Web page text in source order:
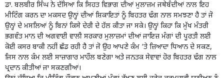
ਡਾ. ਬਲਬੀਰ ਸਿੰਘ ਨੇ ਦੱਸਿਆ ਕਿ ਸਿਹਤ ਵਿਭਾਗ ਦੀਆਂ ਮੁਲਾਜ਼ਮ ਜਥੇਬੰਦੀਆਂ ਨਾਲ ਇਹ
ਮੀਟਿੰਗ ਕਰਨ ਦਾ ਮਕਸਦ ਉਨ੍ਹਾਂ ਦੀਆਂ ਸ਼ਿਕਾਇਤਾਂ ਨੂੰ ਬਿਹਤਰ ਢੰਗ ਨਾਲ ਸਮਝਣਾ ਹੈ ਤਾਂ ਜੋ
ਉਨ੍ਹਾਂ ਦੇ ਮਸਲਿਆਂ ਨੂੰ ਬਿਨਾਂ ਕਿਸੇ ਦੇਰੀ ਦੇ ਹੱਲ ਕੀਤਾ ਜਾ ਸਕੇ। ਉਨ੍ਹਾਂ ਕਿਹਾ ਕਿ ਮੁੱਖ ਮੰਤਰੀ
ਭਗਵੰਤ ਮਾਨ ਦੀ ਅਗਵਾਈ ਵਾਲੀ ਸਰਕਾਰ ਮੁਲਾਜ਼ਮਾਂ ਦੀਆਂ ਜਾਇਜ਼ ਮੰਗਾਂ ਦੀ ਪੂਰਤੀ ਲਈ
ਕੋਈ ਕਸਰ ਬਾਕੀ ਨਹੀਂ ਛੱਡ ਰਹੀ ਹੈ ਤਾਂ ਜੋ ਉਹ ਆਪਣੇ ਕੰਮ ‘ਤੇ ਜ਼ਿਆਦਾ ਧਿਆਨ ਦੇ ਸਕਣ,
ਜਿਸ ਨਾਲ ਕੰਮ ਲਈ ਸਾਜ਼ਾਗਾਰ ਮਾਹੌਲ ਬਣੇਗਾ ਅਤੇ ਜਨਤਕ ਸੇਵਾਵਾਂ ਹੋਰ ਬਿਹਤਰ ਢੰਗ ਨਾਲ
ਪ੍ਰਦਾਨ ਕੀਤੀਆਂ ਜਾ ਸਕਣਗੀਆਂ।